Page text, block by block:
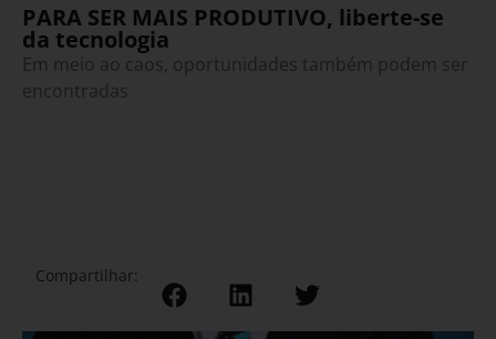
PARA SER MAIS PRODUTIVO, liberte-se
da tecnologia
Em meio ao caos, oportunidades também podem ser
encontradas
Compartilhar: